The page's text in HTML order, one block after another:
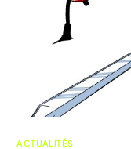
ACTUALITÉS